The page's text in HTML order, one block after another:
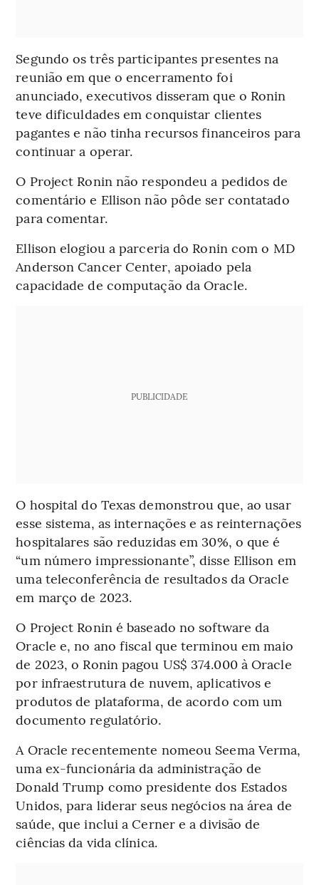
Segundo os três participantes presentes na
reunião em que o encerramento foi
anunciado, executivos disseram que o Ronin
teve dificuldades em conquistar clientes
pagantes e não tinha recursos financeiros para
continuar a operar.
O Project Ronin não respondeu a pedidos de
comentário e Ellison não pôde ser contatado
para comentar.
Ellison elogiou a parceria do Ronin com o MD
Anderson Cancer Center, apoiado pela
capacidade de computação da Oracle.
PUBLICIDADE
O hospital do Texas demonstrou que, ao usar
esse sistema, as internações e as reinternações
hospitalares são reduzidas em 30%, o que é
“um número impressionante”, disse Ellison em
uma teleconferência de resultados da Oracle
em março de 2023.
O Project Ronin é baseado no software da
Oracle e, no ano fiscal que terminou em maio
de 2023, o Ronin pagou US$ 374.000 à Oracle
por infraestrutura de nuvem, aplicativos e
produtos de plataforma, de acordo com um
documento regulatório.
A Oracle recentemente nomeou Seema Verma,
uma ex-funcionária da administração de
Donald Trump como presidente dos Estados
Unidos, para liderar seus negócios na área de
saúde, que inclui a Cerner e a divisão de
ciências da vida clínica.